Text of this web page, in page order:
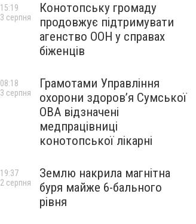
Конотопську громаду
продовжує підтримувати
агенство ООН у справах
біженців
15:19
3 серпня
Грамотами Управління
охорони здоров’я Сумської
ОВА відзначені
медпрацівниці
конотопської лікарні
08:18
3 серпня
Землю накрила магнітна
буря майже 6-бального
рівня
19:37
2 серпня